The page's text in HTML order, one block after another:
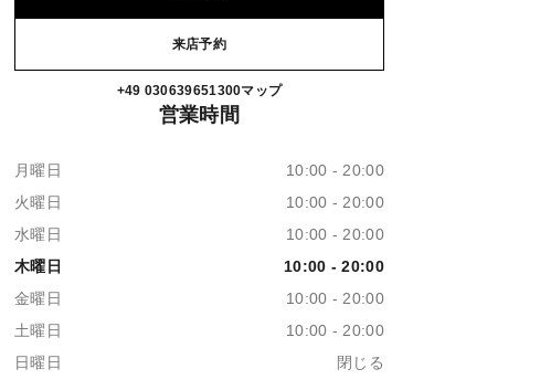
来店予約
電話
+49 030639651300マップCHANEL KADEWE BERLIN
営業時間
月曜日
10:00 - 20:00
火曜日
10:00 - 20:00
水曜日
10:00 - 20:00
木曜日
10:00 - 20:00
金曜日
10:00 - 20:00
土曜日
10:00 - 20:00
日曜日
閉じる